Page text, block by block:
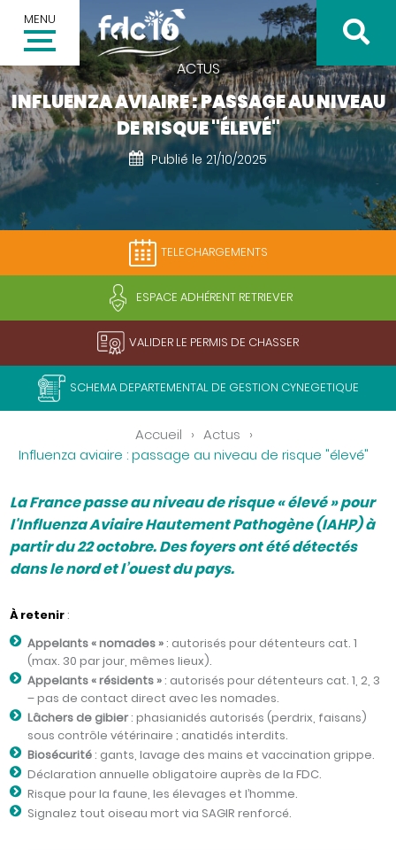
MENU
ACTUS
INFLUENZA AVIAIRE : PASSAGE AU NIVEAU
DE RISQUE "ÉLEVÉ"
Publié le 21/10/2025
TELECHARGEMENTS
ESPACE ADHÉRENT RETRIEVER
VALIDER LE PERMIS DE CHASSER
SCHEMA DEPARTEMENTAL DE GESTION CYNEGETIQUE
Inscription à la newsletter
Votre adresse email *
Accueil › Actus ›
Influenza aviaire : passage au niveau de risque "élevé"
La France passe au niveau de risque « élevé » pour
l'Influenza Aviaire Hautement Pathogène (IAHP) à
partir du 22 octobre. Des foyers ont été détectés
dans le nord et l’ouest du pays.
À retenir:
Appelants « nomades »: autorisés pour détenteurs cat. 1
(max. 30 par jour, mêmes lieux).
Appelants « résidents »: autorisés pour détenteurs cat. 1, 2, 3
– pas de contact direct avec les nomades.
Lâchers de gibier: phasianidés autorisés (perdrix, faisans)
sous contrôle vétérinaire ; anatidés interdits.
Biosécurité: gants, lavage des mains et vaccination grippe.
Déclaration annuelle obligatoire auprès de la FDC.
Risque pour la faune, les élevages et l’homme.
Signalez tout oiseau mort via SAGIR renforcé.